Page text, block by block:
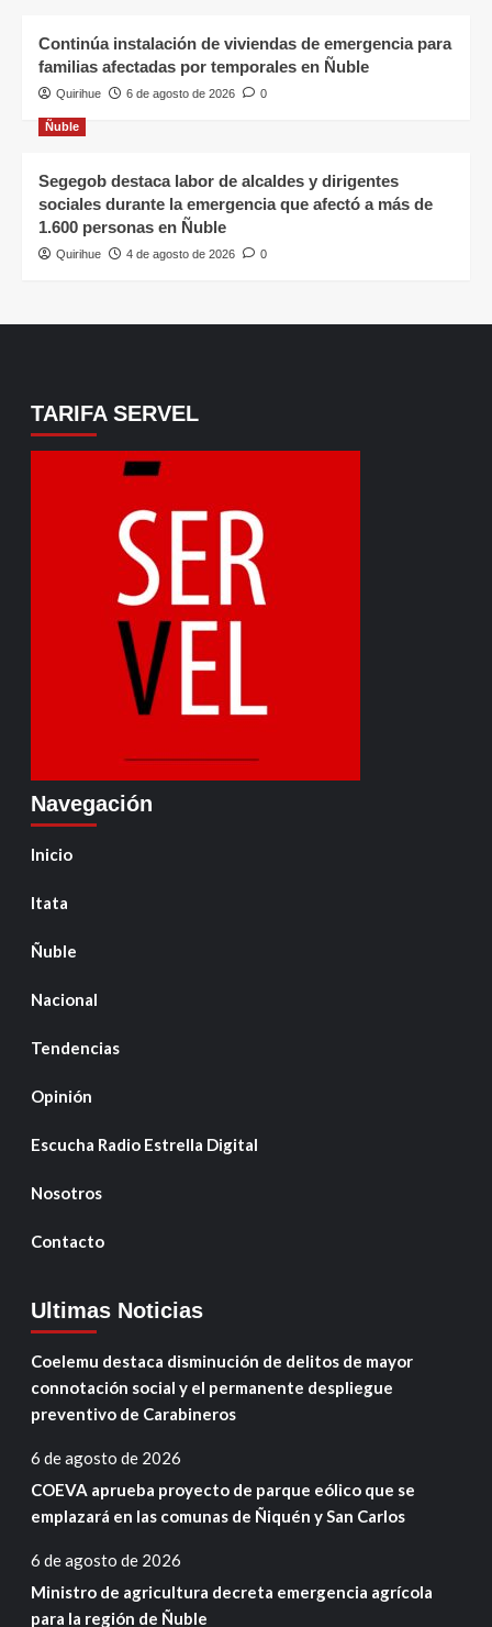
Continúa instalación de viviendas de emergencia para
familias afectadas por temporales en Ñuble
Quirihue 6 de agosto de 2026 0
Ñuble
Segegob destaca labor de alcaldes y dirigentes
sociales durante la emergencia que afectó a más de
1.600 personas en Ñuble
Quirihue 4 de agosto de 2026 0
TARIFA SERVEL
Navegación
Inicio
Itata
Ñuble
Nacional
Tendencias
Opinión
Escucha Radio Estrella Digital
Nosotros
Contacto
Ultimas Noticias
Coelemu destaca disminución de delitos de mayor
connotación social y el permanente despliegue
preventivo de Carabineros
6 de agosto de 2026
COEVA aprueba proyecto de parque eólico que se
emplazará en las comunas de Ñiquén y San Carlos
6 de agosto de 2026
Ministro de agricultura decreta emergencia agrícola
para la región de Ñuble